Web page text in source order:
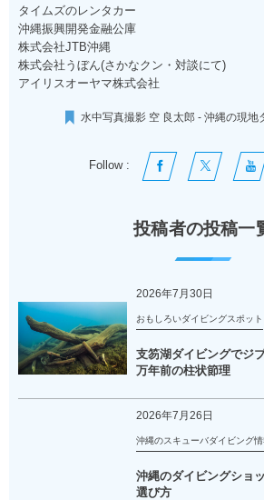
タイムズのレンタカー
沖縄振興開発金融公庫
株式会社JTB沖縄
株式会社うぼん(さかなクン・対談にて)
アイリスオーヤマ株式会社
水中写真撮影 空 良太郎 - 沖縄の現地
Follow :
投稿者の投稿一
2026年7月30日
おもしろいダイビングスポット
支笏湖ダイビングでジ
万年前の柱状節理
2026年7月26日
沖縄のスキューバダイビング情
沖縄のダイビングショ
選び方